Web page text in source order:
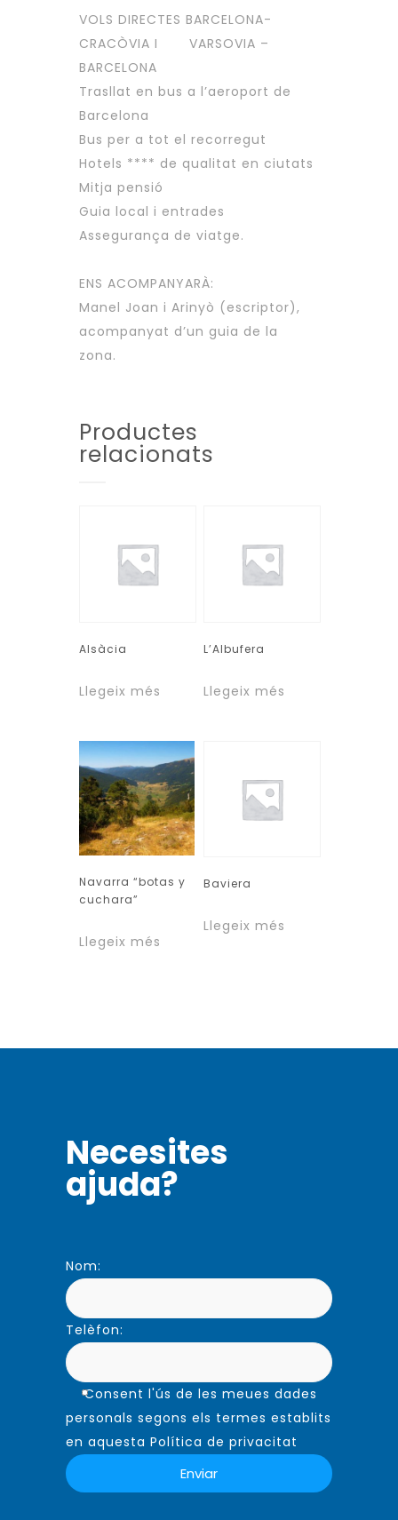
VOLS DIRECTES BARCELONA-
CRACÒVIA I VARSOVIA –
BARCELONA
Trasllat en bus a l’aeroport de
Barcelona
Bus per a tot el recorregut
Hotels **** de qualitat en ciutats
Mitja pensió
Guia local i entrades
Assegurança de viatge.
ENS ACOMPANYARÀ:
Manel Joan i Arinyò (escriptor),
acompanyat d’un guia de la
zona.
Productes
relacionats
Alsàcia
Llegeix més
L’Albufera
Llegeix més
Navarra “botas y
cuchara”
Llegeix més
Baviera
Llegeix més
Necesites
ajuda?
Nom:
Telèfon:
Consent l'ús de les meues dades
personals segons els termes establits
en aquesta Política de privacitat